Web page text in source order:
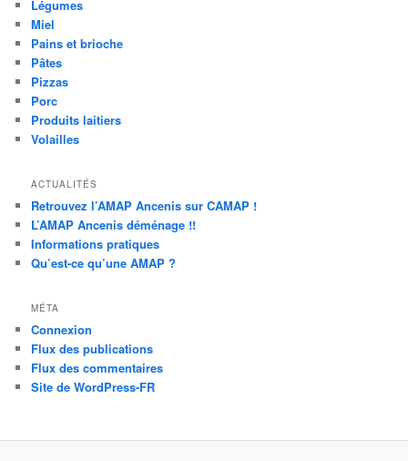
Légumes
Miel
Pains et brioche
Pâtes
Pizzas
Porc
Produits laitiers
Volailles
ACTUALITÉS
Retrouvez l’AMAP Ancenis sur CAMAP !
L’AMAP Ancenis déménage !!
Informations pratiques
Qu’est-ce qu’une AMAP ?
MÉTA
Connexion
Flux des publications
Flux des commentaires
Site de WordPress-FR